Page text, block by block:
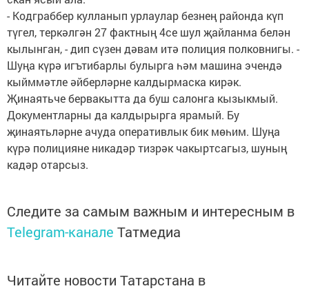
- Кодграббер кулланып урлаулар безнең районда күп
түгел, теркәлгән 27 фактның 4се шул җайланма белән
кылынган, - дип сүзен дәвам итә полиция полковнигы. -
Шуңа күрә игътибарлы булырга һәм машина эчендә
кыйммәтле әйберләрне калдырмаска кирәк.
Җинаятьче бервакытта да буш салонга кызыкмый.
Документларны да калдырырга ярамый. Бу
җинаятьләрне ачуда оперативлык бик мөһим. Шуңа
күрә полицияне никадәр тизрәк чакыртсагыз, шуның
кадәр отарсыз.
Следите за самым важным и интересным в
Telegram-канале Татмедиа
Читайте новости Татарстана в